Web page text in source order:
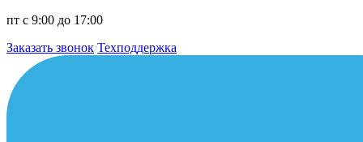
пт с 9:00 до 17:00
Заказать звонок Техподдержка